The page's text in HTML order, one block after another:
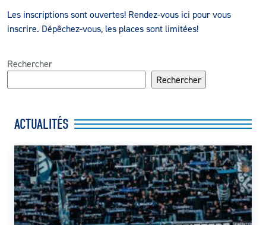
MATCH DES CELEBRITES
Les inscriptions sont ouvertes! Rendez-vous ici pour vous
inscrire. Dépêchez-vous, les places sont limitées!
Rechercher
Rechercher
ACTUALITÉS